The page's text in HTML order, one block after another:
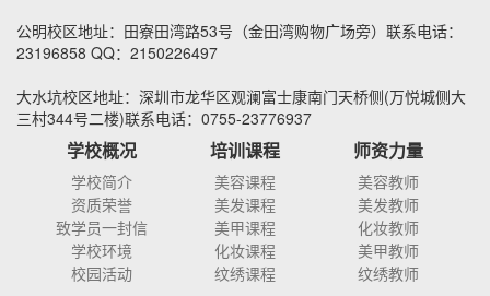
公明校区地址：田寮田湾路53号（金田湾购物广场旁）联系电话：
23196858 QQ：2150226497
大水坑校区地址：深圳市龙华区观澜富士康南门天桥侧(万悦城侧大
三村344号二楼)联系电话：0755-23776937
学校概况
学校简介
资质荣誉
致学员一封信
学校环境
校园活动
培训课程
美容课程
美发课程
美甲课程
化妆课程
纹绣课程
师资力量
美容教师
美发教师
化妆教师
美甲教师
纹绣教师